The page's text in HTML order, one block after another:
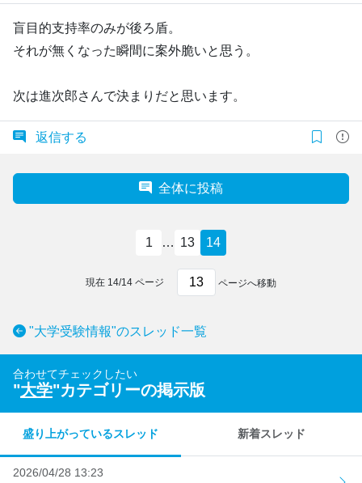
盲目的支持率のみが後ろ盾。
それが無くなった瞬間に案外脆いと思う。
次は進次郎さんで決まりだと思います。
返信する
全体に投稿
1 … 13 14
現在 14/14 ページ ページへ移動
"大学受験情報"のスレッド一覧
合わせてチェックしたい
"大学"カテゴリーの掲示版
盛り上がっているスレッド 新着スレッド
2026/04/28 13:23